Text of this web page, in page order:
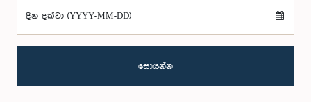
දින දක්වා (YYYY-MM-DD)
සොයන්න